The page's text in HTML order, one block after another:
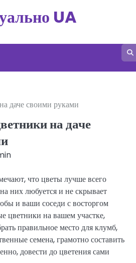
UA
даче своими руками
на даче
что цветы лучше всего
них любуется и не скрывает
и ваши соседи с восторгом
цветники на вашем участке,
правильное место для клумб,
семена, грамотно составить
довести до цветения сами